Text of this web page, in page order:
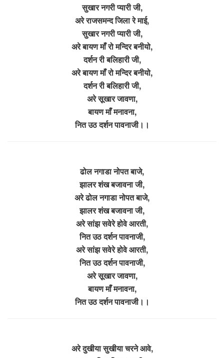
सुखार नगरी प्यारी जी,
अरे राजसमन्द जिला रे माई,
सुखार नगरी प्यारी जी,
अरे बायण माँ रो मन्दिर बनीयो,
दर्शन री बलिहारी जी,
अरे बायण माँ रो मन्दिर बनीयो,
दर्शन री बलिहारी जी,
अरे सूखार जावणा,
बायण माँ मनावना,
नित उठ दर्शन पावनाजी।।
ढोल नगाडा नोपत बाजे,
झालर शंख बजावना जी,
अरे ढोल नगाडा नोपत बाजे,
झालर शंख बजावना जी,
अरे सांझ सवेरे होवे आरती,
नित उठ दर्शन पावनाजी,
अरे सांझ सवेरे होवे आरती,
नित उठ दर्शन पावनाजी,
अरे सूखार जावणा,
बायण माँ मनावना,
नित उठ दर्शन पावनाजी।।
अरे दुखीया सुखीया चरने आवे,